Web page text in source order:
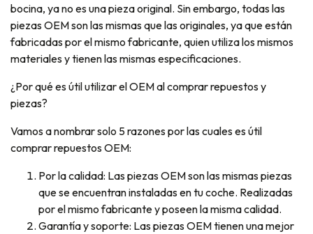
bocina, ya no es una pieza original. Sin embargo, todas las
piezas OEM son las mismas que las originales, ya que están
fabricadas por el mismo fabricante, quien utiliza los mismos
materiales y tienen las mismas especificaciones.
¿Por qué es útil utilizar el OEM al comprar repuestos y
piezas?
Vamos a nombrar solo 5 razones por las cuales es útil
comprar repuestos OEM:
Por la calidad: Las piezas OEM son las mismas piezas
que se encuentran instaladas en tu coche. Realizadas
por el mismo fabricante y poseen la misma calidad.
Garantía y soporte: Las piezas OEM tienen una mejor